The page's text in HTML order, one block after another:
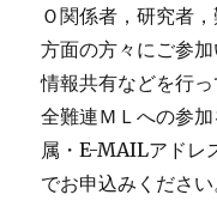
Ｏ関係者，研究者
方面の方々にご参
情報共有などを行っ
全難連ＭＬへの参
属・E-MAILアドレ
でお申込みください